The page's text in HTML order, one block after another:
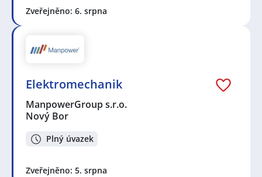
Zveřejněno: 6. srpna
Elektromechanik
ManpowerGroup s.r.o.
Nový Bor
Plný úvazek
Zveřejněno: 5. srpna